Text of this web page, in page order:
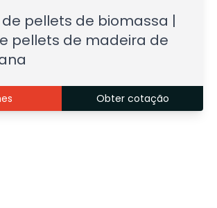
pellets de biomassa |
pellets de madeira de
Obter cotação